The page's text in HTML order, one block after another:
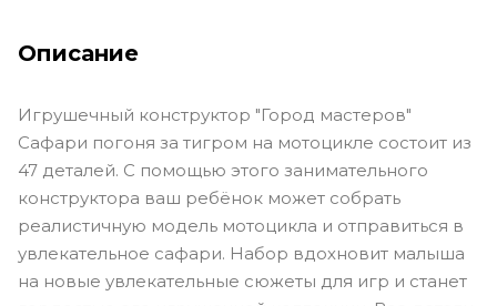
Описание
Игрушечный конструктор "Город мастеров"
Сафари погоня за тигром на мотоцикле состоит из
47 деталей. С помощью этого занимательного
конструктора ваш ребёнок может собрать
реалистичную модель мотоцикла и отправиться в
увлекательное сафари. Набор вдохновит малыша
на новые увлекательные сюжеты для игр и станет